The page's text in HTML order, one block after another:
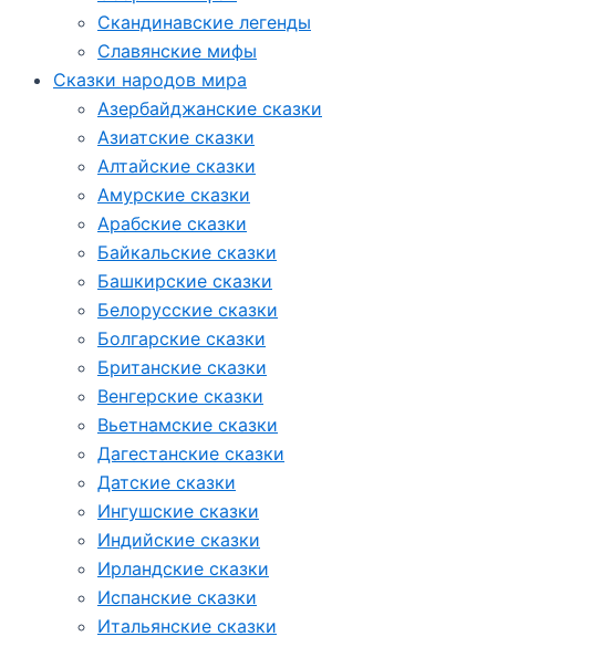
Скандинавские легенды
Славянские мифы
Сказки народов мира
Азербайджанские сказки
Азиатские сказки
Алтайские сказки
Амурские сказки
Арабские сказки
Байкальские сказки
Башкирские сказки
Белорусские сказки
Болгарские сказки
Британские сказки
Венгерские сказки
Вьетнамские сказки
Дагестанские сказки
Датские сказки
Ингушские сказки
Индийские сказки
Ирландские сказки
Испанские сказки
Итальянские сказки